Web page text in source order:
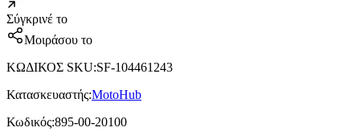
Σύγκρινέ το
Μοιράσου το
ΚΩΔΙΚΟΣ SKU:SF-104461243
Κατασκευαστής:MotoHub
Κωδικός:895-00-20100